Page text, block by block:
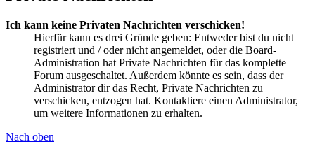
Ich kann keine Privaten Nachrichten verschicken!
Hierfür kann es drei Gründe geben: Entweder bist du nicht
registriert und / oder nicht angemeldet, oder die Board-
Administration hat Private Nachrichten für das komplette
Forum ausgeschaltet. Außerdem könnte es sein, dass der
Administrator dir das Recht, Private Nachrichten zu
verschicken, entzogen hat. Kontaktiere einen Administrator,
um weitere Informationen zu erhalten.
Nach oben